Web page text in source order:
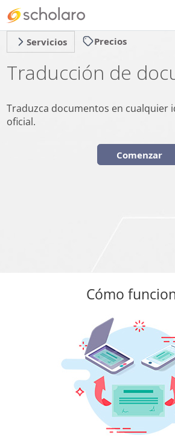
Servicios Precios
Traducción de
Traduzca documentos en cualquier
oficial.
Comenzar
Cómo